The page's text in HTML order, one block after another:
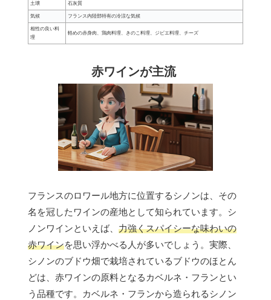
土壌 石灰質
気候 フランス内陸部特有の冷涼な気候
相性の良い料
理
軽めの赤身肉、鶏肉料理、きのこ料理、ジビエ料理、チーズ
赤ワインが主流
フランスのロワール地方に位置するシノンは、その
名を冠したワインの産地として知られています。シ
ノンワインといえば、 力強くスパイシーな味わいの
赤ワインを思い浮かべる人が多いでしょう。実際、
シノンのブドウ畑で栽培されているブドウのほとん
どは、赤ワインの原料となるカベルネ・フランとい
う品種です。カベルネ・フランから造られるシノン